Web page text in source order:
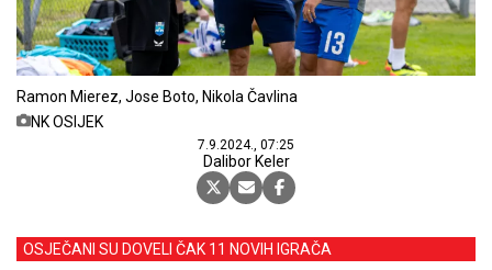
Ramon Mierez, Jose Boto, Nikola Čavlina
NK OSIJEK
7.9.2024., 07:25
Dalibor Keler
OSJEČANI SU DOVELI ČAK 11 NOVIH IGRAČA